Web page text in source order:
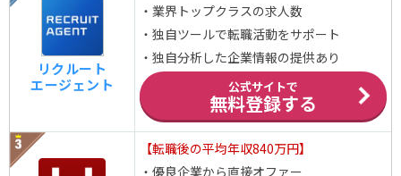
リクルート
エージェント
・業界トップクラスの求人数
・独自ツールで転職活動をサポート
・独自分析した企業情報の提供あり
公式サイトで
無料登録する
【転職後の平均年収840万円】
・優良企業から直接オファー